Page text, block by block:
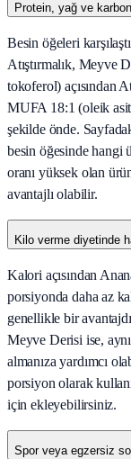
Protein, yağ ve
Besin öğeleri
Atıştırmalık, Meyve
tokoferol) açısından
MUFA 18:1 (oleik
şekilde önde.
besin öğesinde hangi
oranı yüksek olan
avantajlı olabilir.
Kilo verme diyetinde
Kalori açısından
porsiyonda daha az
genellikle bir
Meyve Derisi ise,
almanıza yardımcı
porsiyon olarak
için ekleyebilirsiniz.
Spor veya egzersiz